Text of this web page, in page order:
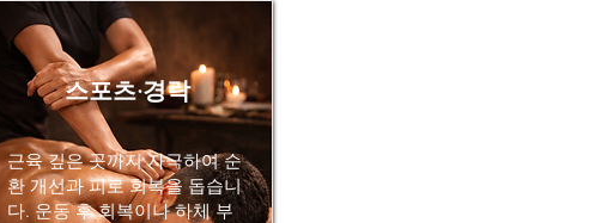
스포츠·경락
근육 깊은 곳까지 자극하여 순
환 개선과 피로 회복을 돕습니
다. 운동 후 회복이나 하체 부